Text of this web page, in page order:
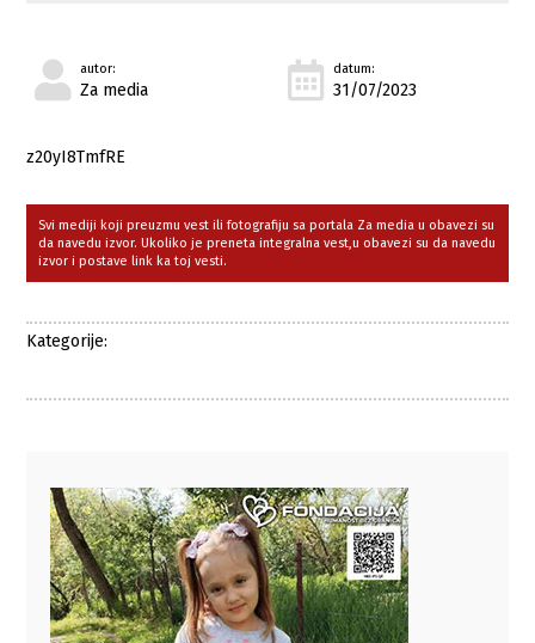
autor:
Za media
datum:
31/07/2023
z20yI8TmfRE
Svi mediji koji preuzmu vest ili fotografiju sa portala Za media u obavezi su
da navedu izvor. Ukoliko je preneta integralna vest,u obavezi su da navedu
izvor i postave link ka toj vesti.
Kategorije: